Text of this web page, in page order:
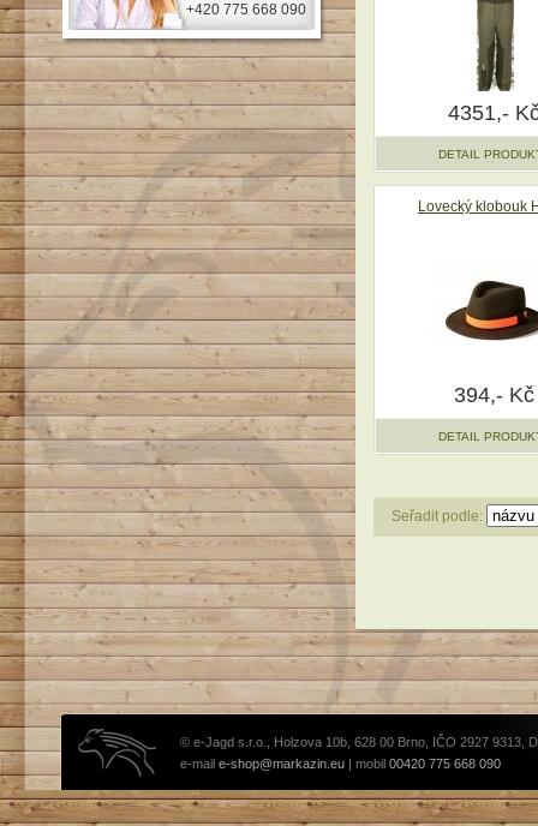
4351,-
DETAIL
Lovecký klobouk
394,- Kč
DETAIL
Seřadit podle:
+420 775 668 090
© e-Jagd s.r.o., Holzova 10b, 628 00 Brno, IČO 2927 9313,
e-mail e-shop@markazin.eu | mobil 00420 775 668 090